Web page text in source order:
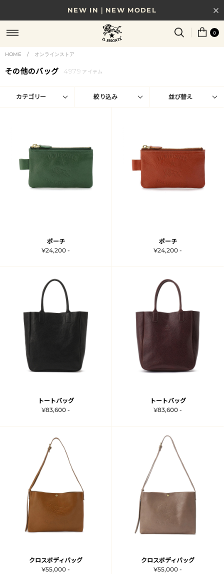
8/17(月)10時まで｜税込11,000円以上で送料無料
贈る相手やシーンから選べる、新しいギフトガイド
NEW IN｜COLOR LEATHER
0
HOME / オンラインストア
その他のバッグ 4979 アイテム
カテゴリー 絞り込み 並び替え
ポーチ
¥24,200 -
ポーチ
¥24,200 -
トートバッグ
¥83,600 -
トートバッグ
¥83,600 -
クロスボディバッグ
¥55,000 -
クロスボディバッグ
¥55,000 -